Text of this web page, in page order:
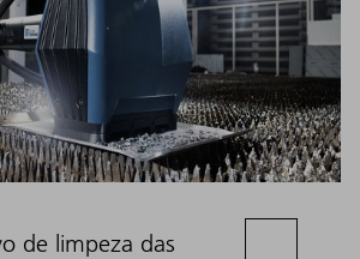
de limpeza das